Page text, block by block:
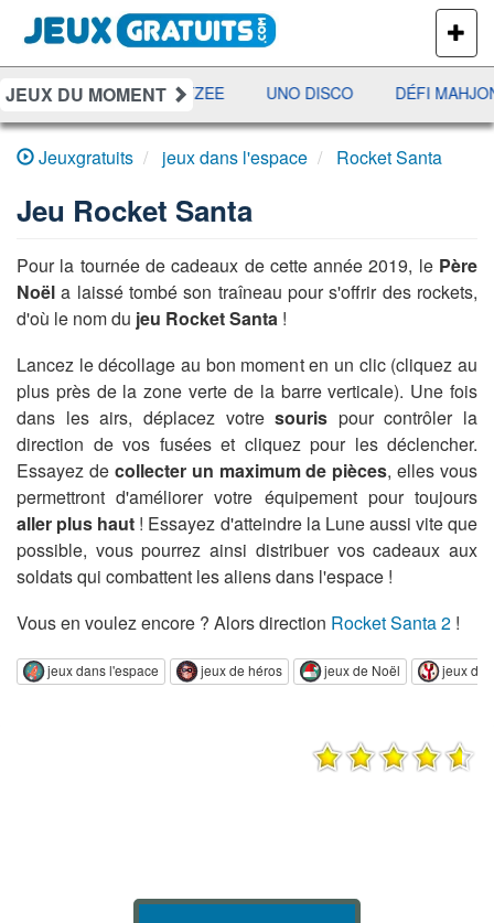
PLUS
DE
JEUX
JEUX DU MOMENT
JETX YAHTZEE UNO DISCO DÉFI
Jeuxgratuits jeux dans l'espace Rocket Santa
Jeu Rocket Santa
Pour la tournée de cadeaux de cette année 2019, le Père
Noël a laissé tombé son traîneau pour s'offrir des rockets,
d'où le nom du jeu Rocket Santa !
Lancez le décollage au bon moment en un clic (cliquez au
plus près de la zone verte de la barre verticale). Une fois
dans les airs, déplacez votresouris pour contrôler la
direction de vos fusées et cliquez pour les déclencher.
Essayez de collecter un maximum de pièces, elles vous
permettront d'améliorer votre équipement pour toujours
aller plus haut ! Essayez d'atteindre la Lune aussi vite que
possible, vous pourrez ainsi distribuer vos cadeaux aux
soldats qui combattent les aliens dans l'espace !
Vous en voulez encore ? Alors direction Rocket Santa 2 !
jeux dans l'espace jeux de héros jeux de Noël jeux de